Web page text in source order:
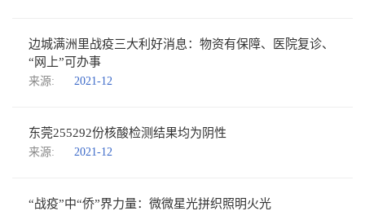
边城满洲里战疫三大利好消息：物资有保障、医院复诊、
“网上”可办事
来源: 2021-12
东莞255292份核酸检测结果均为阴性
来源: 2021-12
“战疫”中“侨”界力量：微微星光拼织照明火光